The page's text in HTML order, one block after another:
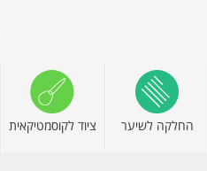
החלקה לשיער ציוד לקוסמטיקאית